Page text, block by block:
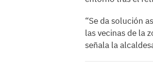
“Se da solución
las vecinas de la
señala la